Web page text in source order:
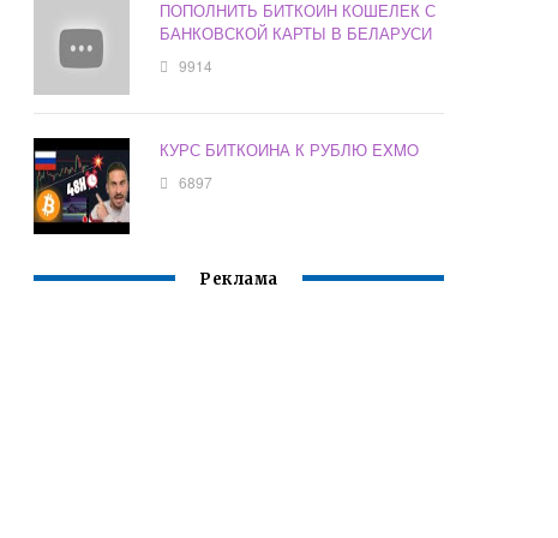
ПОПОЛНИТЬ БИТКОИН КОШЕЛЕК С
БАНКОВСКОЙ КАРТЫ В БЕЛАРУСИ
9914
КУРС БИТКОИНА К РУБЛЮ EXMO
6897
Реклама